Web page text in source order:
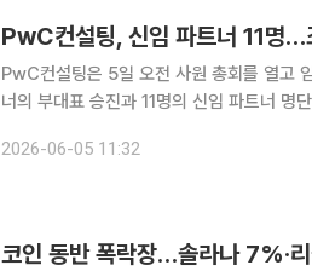
PwC컨설팅, 신임 파트너 11명…
PwC컨설팅은 5일 오전 사원 총회를 열고
너의 부대표 승진과 11명의 신임 파트너 명
2026-06-05 11:32
코인 동반 폭락장…솔라나 7%·